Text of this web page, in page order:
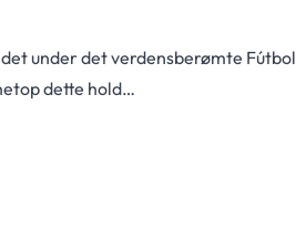
under det verdensberømte Fútbol
dette hold…